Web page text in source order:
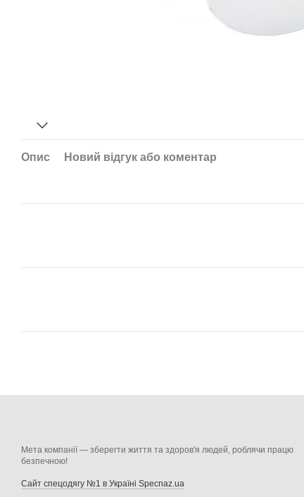
Опис Новий відгук або коментар
Мета компанії — зберегти життя та здоров'я людей, роблячи працю
безпечною!
Сайт спецодягу №1 в Україні Specnaz.ua